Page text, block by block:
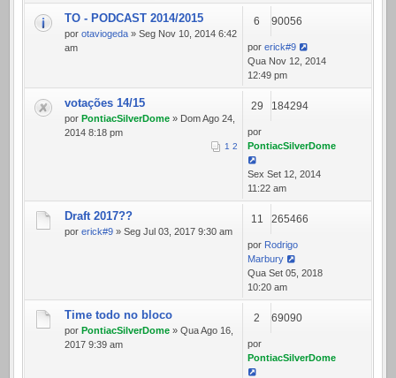
TO - PODCAST 2014/2015
por otaviogeda » Seg Nov 10, 2014 6:42
am
6 90056
por erick#9
Qua Nov 12, 2014
12:49 pm
votações 14/15
por PontiacSilverDome » Dom Ago 24,
2014 8:18 pm
1 2
29 184294
por
PontiacSilverDome
Sex Set 12, 2014
11:22 am
Draft 2017??
por erick#9 » Seg Jul 03, 2017 9:30 am
11 265466
por Rodrigo
Marbury
Qua Set 05, 2018
10:20 am
Time todo no bloco
por PontiacSilverDome » Qua Ago 16,
2017 9:39 am
2 69090
por
PontiacSilverDome